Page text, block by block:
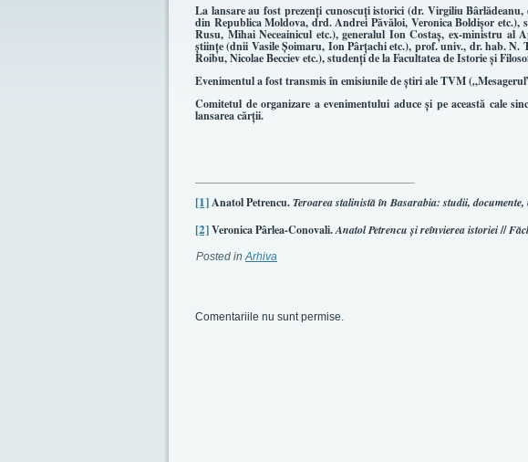
La lansare au fost prezenţi cunoscuţi istorici (dr. Virgiliu
din Republica Moldova, drd. Andrei Păvăloi, Veronica Boldişor
Rusu, Mihai Neceainicul etc.), generalul Ion Costaş, ex-ministru
ştiinţe (dnii Vasile Şoimaru, Ion Pârţachi etc.), prof. univ., dr. hab.
Roibu, Nicolae Becciev etc.), studenţi de la Facultatea de Istorie şi
Evenimentul a fost transmis în emisiunile de ştiri ale TVM
Comitetul de organizare a evenimentului aduce şi pe această cale
lansarea cărţii.
[1]Anatol Petrencu.Teroarea stalinistă în Basarabia: studii, documente,
[2]Veronica Pârlea-Conovali.Anatol Petrencu şi reînvierea istoriei//
Posted in Arhiva
Comentariile nu sunt permise.